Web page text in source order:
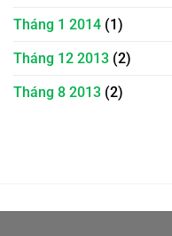
Tháng 1 2014 (1)
Tháng 12 2013 (2)
Tháng 8 2013 (2)